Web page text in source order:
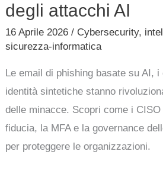
degli attacchi AI
16 Aprile 2026/ Cybersecurity,
sicurezza-informatica
Le email di phishing basate su AI,
identità sintetiche stanno
delle minacce. Scopri come i
fiducia, la MFA e la governance
per proteggere le organizzazioni.